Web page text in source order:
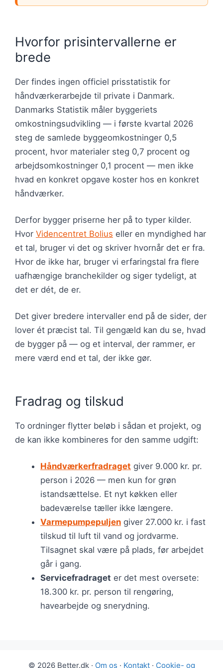
Hvorfor prisintervallerne er
brede
Der findes ingen officiel prisstatistik for
håndværkerarbejde til private i Danmark.
Danmarks Statistik måler byggeriets
omkostningsudvikling — i første kvartal 2026
steg de samlede byggeomkostninger 0,5
procent, hvor materialer steg 0,7 procent og
arbejdsomkostninger 0,1 procent — men ikke
hvad en konkret opgave koster hos en konkret
håndværker.
Derfor bygger priserne her på to typer kilder.
Hvor Videncentret Bolius eller en myndighed har
et tal, bruger vi det og skriver hvornår det er fra.
Hvor de ikke har, bruger vi erfaringstal fra flere
uafhængige branchekilder og siger tydeligt, at
det er dét, de er.
Det giver bredere intervaller end på de sider, der
lover ét præcist tal. Til gengæld kan du se, hvad
de bygger på — og et interval, der rammer, er
mere værd end et tal, der ikke gør.
Fradrag og tilskud
To ordninger flytter beløb i sådan et projekt, og
de kan ikke kombineres for den samme udgift:
Håndværkerfradraget giver 9.000 kr. pr.
person i 2026 — men kun for grøn
istandsættelse. Et nyt køkken eller
badeværelse tæller ikke længere.
Varmepumpepuljen giver 27.000 kr. i fast
tilskud til luft til vand og jordvarme.
Tilsagnet skal være på plads, før arbejdet
går i gang.
Servicefradraget er det mest oversete:
18.300 kr. pr. person til rengøring,
havearbejde og snerydning.
© 2026 Better.dk · Om os · Kontakt· Cookie- og